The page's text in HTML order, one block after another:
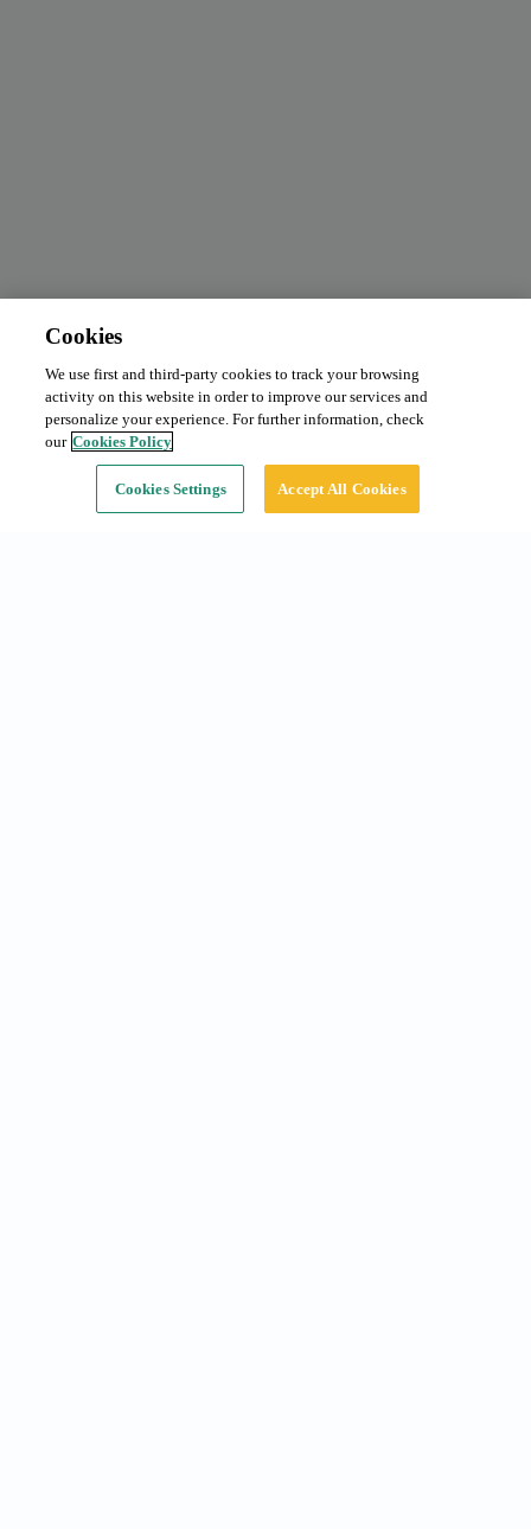
Abonnement mensuel
Type:Voiture
Demander le prix
Continuer
Cookies
We use first and third-party cookies to track your browsing
activity on this website in order to improve our services and
personalize your experience. For further information, check
our Cookies Policy
Cookies Settings Accept All Cookies